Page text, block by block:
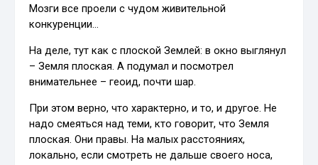
Мозги все проели с чудом живительной
конкуренции…
На деле, тут как с плоской Землей: в окно выглянул
– Земля плоская. А подумал и посмотрел
внимательнее – геоид, почти шар.
При этом верно, что характерно, и то, и другое. Не
надо смеяться над теми, кто говорит, что Земля
плоская. Они правы. На малых расстояниях,
локально, если смотреть не дальше своего носа,